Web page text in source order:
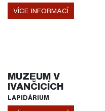
VÍCE INFORMACÍ
MUZEUM V
IVANČICÍCH
LAPIDÁRIUM